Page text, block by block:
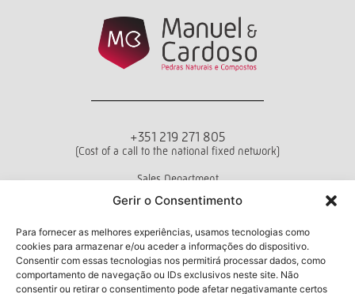
Gerir o Consentimento
Para fornecer as melhores experiências, usamos tecnologias como
cookies para armazenar e/ou aceder a informações do dispositivo.
Consentir com essas tecnologias nos permitirá processar dados, como
comportamento de navegação ou IDs exclusivos neste site. Não
consentir ou retirar o consentimento pode afetar negativamante certos
+351 219 271 805
(Cost of a call to the national fixed network)
Sales Department
Terms and conditions Privacy Policy Livro de Reclamações